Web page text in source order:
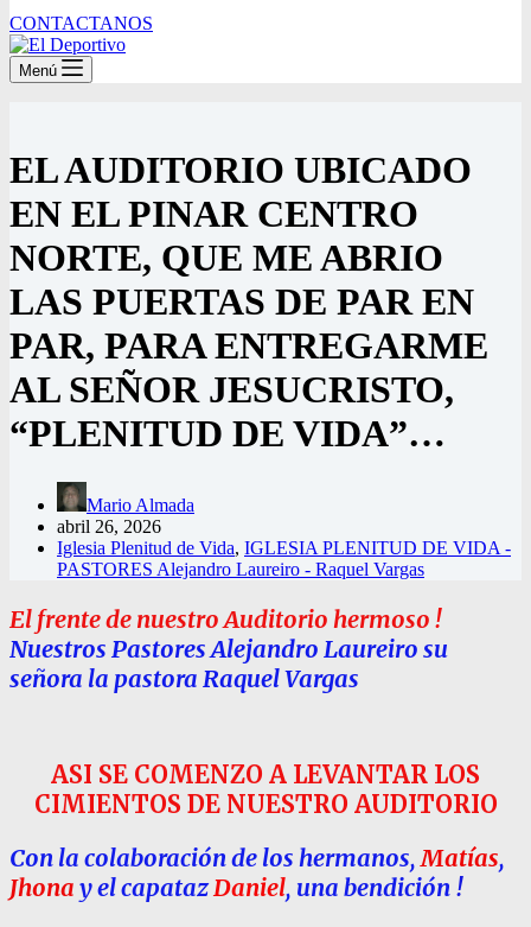
CONTACTANOS
Menú
EL AUDITORIO UBICADO
EN EL PINAR CENTRO
NORTE, QUE ME ABRIO
LAS PUERTAS DE PAR EN
PAR, PARA ENTREGARME
AL SEÑOR JESUCRISTO,
“PLENITUD DE VIDA”…
Mario Almada
abril 26, 2026
Iglesia Plenitud de Vida, IGLESIA PLENITUD DE VIDA -
PASTORES Alejandro Laureiro - Raquel Vargas
El frente de nuestro Auditorio hermoso !
Nuestros Pastores Alejandro Laureiro su
señora la pastora Raquel Vargas
ASI SE COMENZO A LEVANTAR LOS
CIMIENTOS DE NUESTRO AUDITORIO
Con la colaboración de los hermanos, Matías,
Jhona y el capatazDaniel, una bendición !